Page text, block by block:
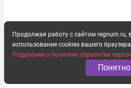
Продолжая работу с сайтом regnum.ru,
использование cookies вашего
Подробнее о политике обработки
Понятно